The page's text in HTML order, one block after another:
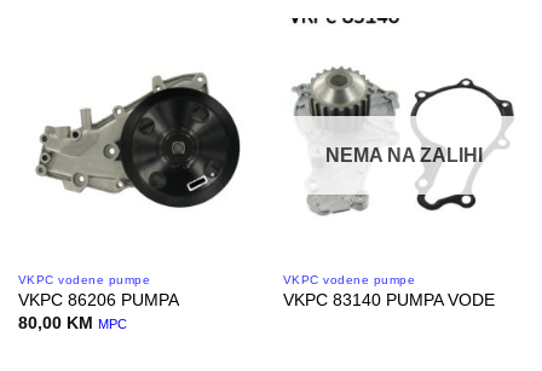
VKPC vodene pumpe
VKPC 86206 PUMPA
80,00 KM MPC
NEMA NA ZALIHI
VKPC vodene pumpe
VKPC 83140 PUMPA VODE